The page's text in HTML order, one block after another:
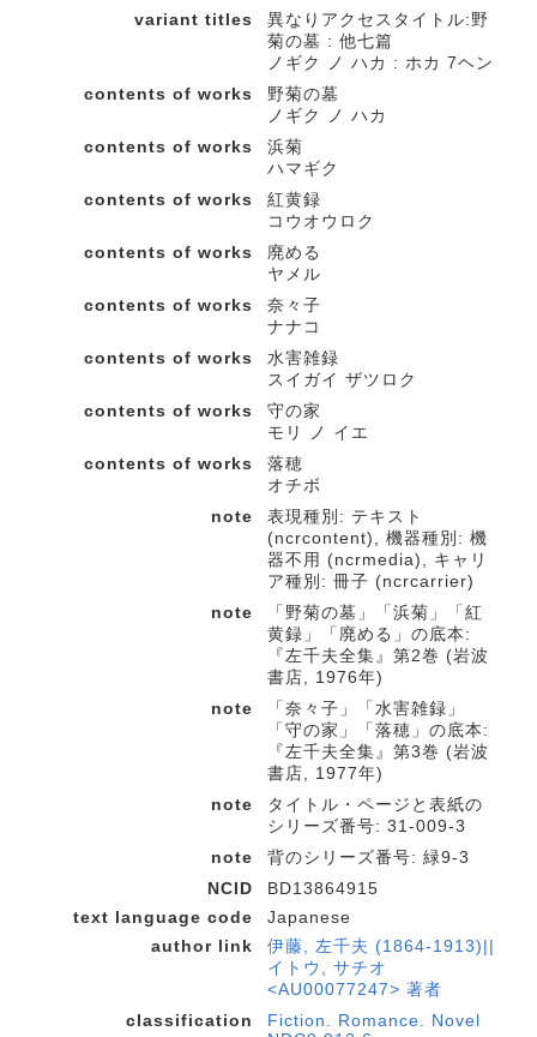
variant titles
異なりアクセスタイトル:野
菊の墓 : 他七篇
ノギク ノ ハカ : ホカ 7ヘン
contents of works
野菊の墓
ノギク ノ ハカ
contents of works
浜菊
ハマギク
contents of works
紅黄録
コウオウロク
contents of works
廃める
ヤメル
contents of works
奈々子
ナナコ
contents of works
水害雑録
スイガイ ザツロク
contents of works
守の家
モリ ノ イエ
contents of works
落穂
オチボ
note
表現種別: テキスト
(ncrcontent), 機器種別: 機
器不用 (ncrmedia), キャリ
ア種別: 冊子 (ncrcarrier)
note
「野菊の墓」「浜菊」「紅
黄録」「廃める」の底本:
『左千夫全集』第2巻 (岩波
書店, 1976年)
note
「奈々子」「水害雑録」
「守の家」「落穂」の底本:
『左千夫全集』第3巻 (岩波
書店, 1977年)
note
タイトル・ページと表紙の
シリーズ番号: 31-009-3
note
背のシリーズ番号: 緑9-3
NCID
BD13864915
text language code
Japanese
author link
伊藤, 左千夫 (1864-1913)||
イトウ, サチオ
<AU00077247> 著者
classification
Fiction. Romance. Novel